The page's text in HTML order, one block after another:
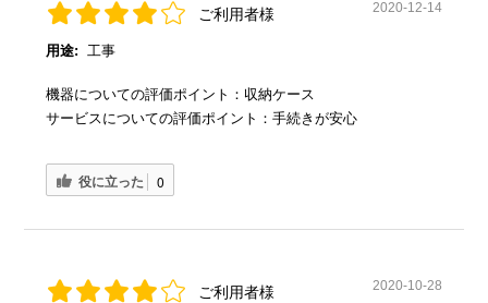
ご利用者様 2020-12-14
用途: 工事
機器についての評価ポイント：収納ケース
サービスについての評価ポイント：手続きが安心
役に立った 0
ご利用者様 2020-10-28